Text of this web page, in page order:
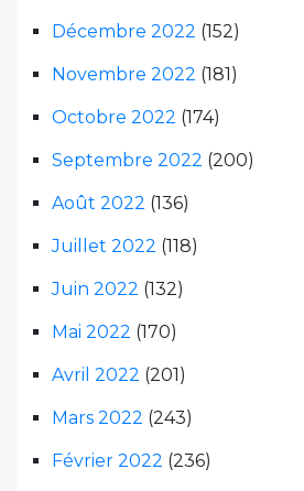
Décembre 2022 (152)
Novembre 2022 (181)
Octobre 2022 (174)
Septembre 2022 (200)
Août 2022 (136)
Juillet 2022 (118)
Juin 2022 (132)
Mai 2022 (170)
Avril 2022 (201)
Mars 2022 (243)
Février 2022 (236)